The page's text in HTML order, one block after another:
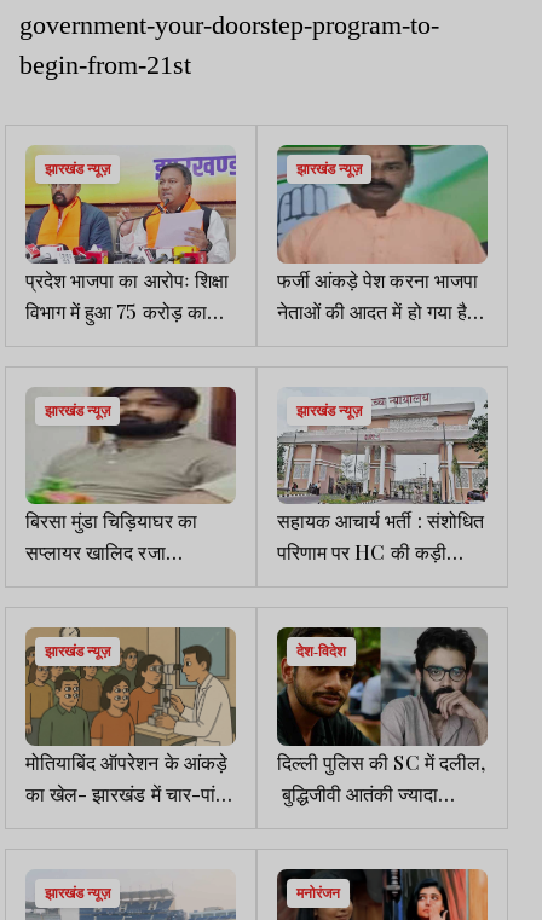
government-your-doorstep-program-to-
begin-from-21st
झारखंड न्यूज़
प्रदेश भाजपा का आरोपः शिक्षा
विभाग में हुआ 75 करोड़ का
`आधार स्कैम`
झारखंड न्यूज़
फर्जी आंकड़े पेश करना भाजपा
नेताओं की आदत में हो गया है
शुमारः कांग्रेस
झारखंड न्यूज़
बिरसा मुंडा चिड़ियाघर का
सप्लायर खालिद रजा
प्रतिबंधित मांसकांड का
नामजद अभियुक्त
झारखंड न्यूज़
सहायक आचार्य भर्ती : संशोधित
परिणाम पर HC की कड़ी
फटकार, JSSC से सवाल –
अधिक अंक वालों को क्यों बाहर
किया गया?
झारखंड न्यूज़
मोतियाबिंद ऑपरेशन के आंकड़े
का खेल- झारखंड में चार-पांच
आंख वाले लोगों की भरमार
देश-विदेश
दिल्ली पुलिस की SC में दलील,
बुद्धिजीवी आतंकी ज्यादा
खतरनाक, शरजील इमाम, उमर
खालिद की जमानत याचिका का
विरोध
झारखंड न्यूज़ मनोरंजन